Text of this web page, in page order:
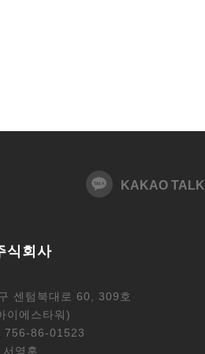
KAKAO TALK
식회사
센텀북대로 60, 309호
이에스타워)
756-86-01523
영훈